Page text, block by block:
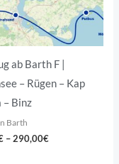
ab Barth F |
– Rügen – Kap
– Binz
Barth
–290,00€